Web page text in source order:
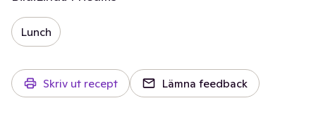
Lunch
Skriv ut recept Lämna feedback